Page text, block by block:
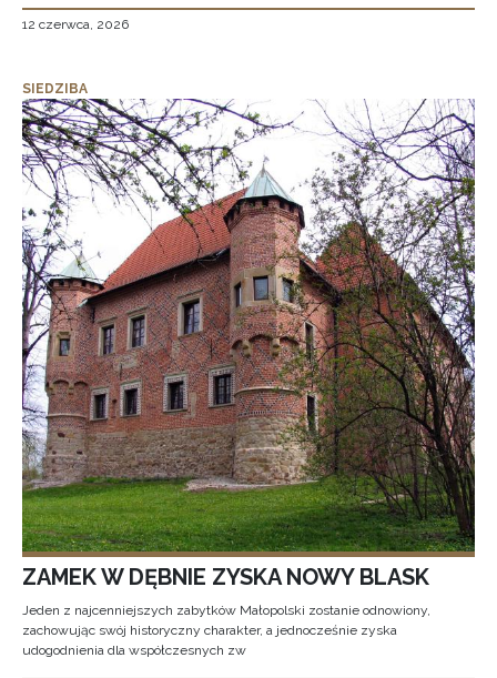
12 czerwca, 2026
SIEDZIBA
ZAMEK W DĘBNIE ZYSKA NOWY BLASK
Jeden z najcenniejszych zabytków Małopolski zostanie odnowiony,
zachowując swój historyczny charakter, a jednocześnie zyska
udogodnienia dla współczesnych zw